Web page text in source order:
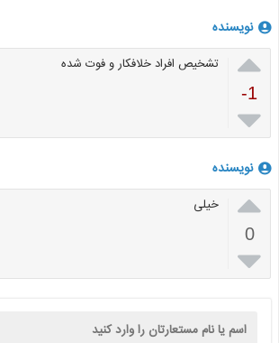
نویسنده

-1

تشخیص افراد خلافکار و فوت شده
نویسنده

0

خیلی